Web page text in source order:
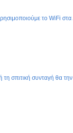
το WiFi
τη σπιτική συνταγή θα την